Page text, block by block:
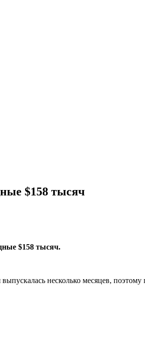
$158 тысяч
$158 тысяч.
несколько месяцев,